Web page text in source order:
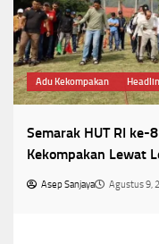
Adu Kekompakan
Semarak HUT RI ke-
Kekompakan Lewat
Asep Sanjaya Agustus 9,